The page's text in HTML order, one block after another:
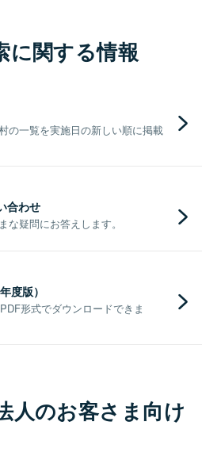
に関する情報
の一覧を実施日の新しい順に掲載
合わせ
な疑問にお答えします。
度版）
形式でダウンロードできま
人のお客さま向け